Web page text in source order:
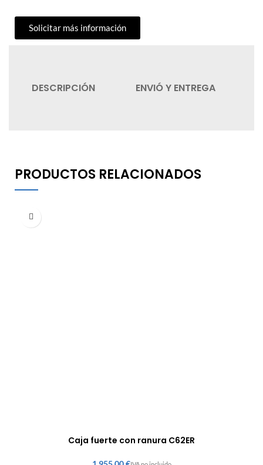
Solicitar más información
DESCRIPCIÓN ENVIÓ Y ENTREGA
PRODUCTOS RELACIONADOS
Caja fuerte con ranura C62ER